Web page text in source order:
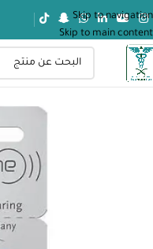
Skip to navigation
Skip to main content